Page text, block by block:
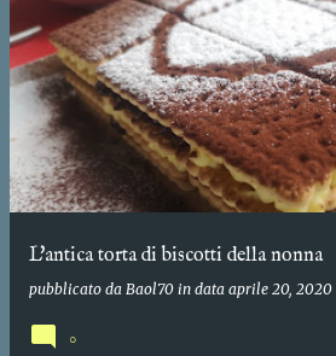
L'antica torta di biscotti della nonna
pubblicato da Baol70 in data aprile 20, 2020
0